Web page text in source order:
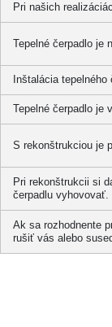
Pri našich
Tepelné čerpadlo je
Inštalácia
Tepelné čerpadlo je
S rekonštrukciou je
Pri rekonštrukcii si
čerpadlu vyhovovať.
Ak sa rozhodnente
rušiť vás alebo